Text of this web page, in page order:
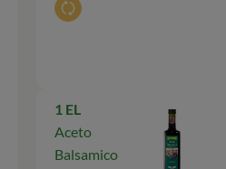
Auswahl ändern
1 EL
Aceto
Balsamico